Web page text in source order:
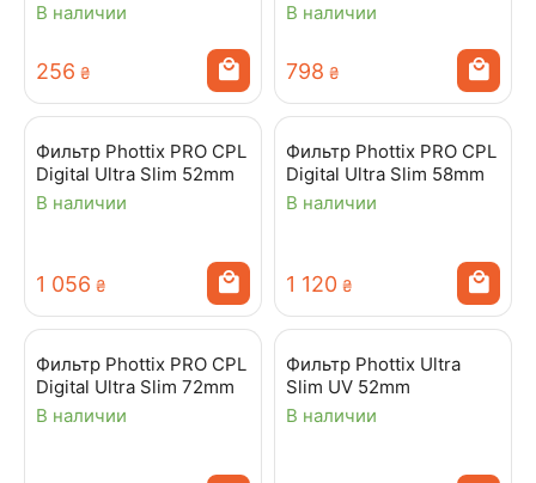
В наличии
‍256‍ ₴
В наличии
‍798‍ ₴
Фильтр Phottix PRO CPL
Digital Ultra Slim 52mm
В наличии
1 056 ₴
Фильтр Phottix PRO CPL
Digital Ultra Slim 58mm
В наличии
1 120 ₴
Фильтр Phottix PRO CPL
Digital Ultra Slim 72mm
В наличии
Фильтр Phottix Ultra
Slim UV 52mm
В наличии